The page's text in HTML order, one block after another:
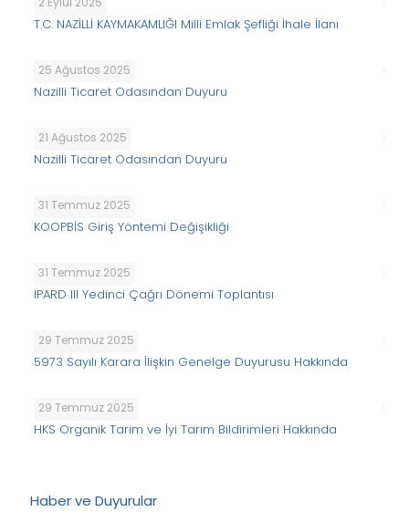
T.C. NAZİLLİ KAYMAKAMLIĞI Milli Emlak Şefliği İhale İlanı
25 Ağustos 2025
Nazilli Ticaret Odasından Duyuru
21 Ağustos 2025
Nazilli Ticaret Odasından Duyuru
31 Temmuz 2025
KOOPBİS Giriş Yöntemi Değişikliği
31 Temmuz 2025
IPARD III Yedinci Çağrı Dönemi Toplantısı
29 Temmuz 2025
5973 Sayılı Karara İlişkin Genelge Duyurusu Hakkında
29 Temmuz 2025
HKS Organik Tarım ve İyi Tarım Bildirimleri Hakkında
Haber ve Duyurular